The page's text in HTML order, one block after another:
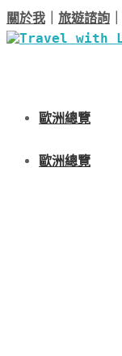
關於我 旅遊諮詢
歐洲總覽
歐洲總覽